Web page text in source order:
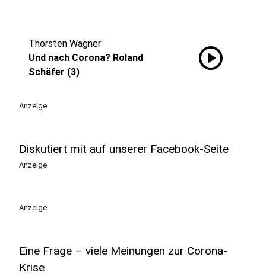
Thorsten Wagner
Und nach Corona? Roland
Schäfer (3)
play_circle
Anzeige
Diskutiert mit auf unserer Facebook-Seite
Anzeige
Anzeige
Eine Frage – viele Meinungen zur Corona-
Krise